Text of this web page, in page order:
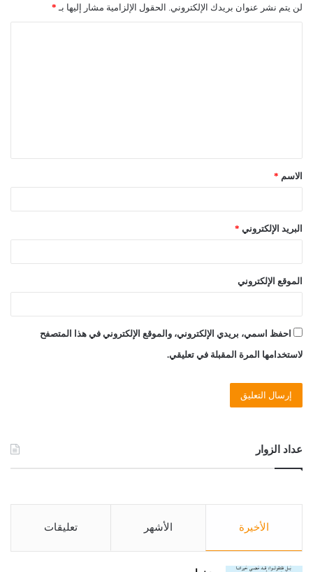
لن يتم نشر عنوان بريدك الإلكتروني. الحقول الإلزامية مشار إليها بـ *
ق
*الاسم *
البريد الإلكتروني *
الموقع الإلكتروني
احفظ اسمي، بريدي الإلكتروني، والموقع الإلكتروني في هذا المتصفح
لاستخدامها المرة المقبلة في تعليقي.
عداد الزوار
الأخيرة الأشهر تعليقات